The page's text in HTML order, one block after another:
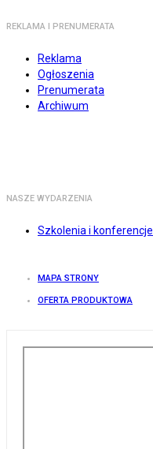
REKLAMA I PRENUMERATA
Reklama
Ogłoszenia
Prenumerata
Archiwum
NASZE WYDARZENIA
Szkolenia i konferencje
MAPA STRONY
OFERTA PRODUKTOWA